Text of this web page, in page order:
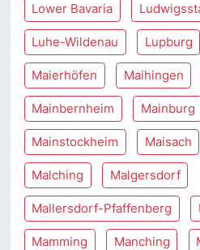
Lower Bavaria
Luhe-Wildenau Lupburg
Maierhöfen Maihingen
Mainbernheim Mainburg
Mainstockheim Maisach
Malching Malgersdorf
Mallersdorf-Pfaffenberg
Mamming Manching